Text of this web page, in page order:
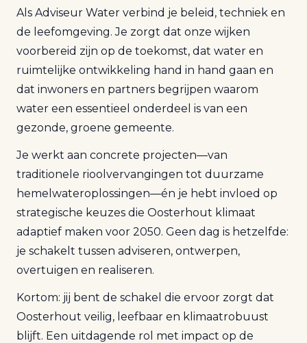
Als Adviseur Water verbind je beleid, techniek en
de leefomgeving. Je zorgt dat onze wijken
voorbereid zijn op de toekomst, dat water en
ruimtelijke ontwikkeling hand in hand gaan en
dat inwoners en partners begrijpen waarom
water een essentieel onderdeel is van een
gezonde, groene gemeente.
Je werkt aan concrete projecten—van
traditionele rioolvervangingen tot duurzame
hemelwateroplossingen—én je hebt invloed op
strategische keuzes die Oosterhout klimaat
adaptief maken voor 2050. Geen dag is hetzelfde:
je schakelt tussen adviseren, ontwerpen,
overtuigen en realiseren.
Kortom: jij bent de schakel die ervoor zorgt dat
Oosterhout veilig, leefbaar en klimaatrobuust
blijft. Een uitdagende rol met impact op de